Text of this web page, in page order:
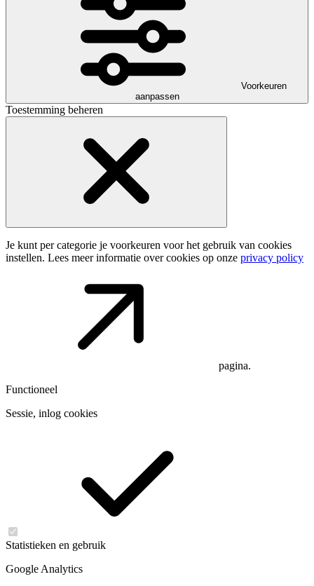
Voorkeuren
aanpassen
Toestemming beheren
Je kunt per categorie je voorkeuren voor het gebruik van cookies
instellen. Lees meer informatie over cookies op onze privacy policy
pagina.
Functioneel
Sessie, inlog cookies
Statistieken en gebruik
Google Analytics